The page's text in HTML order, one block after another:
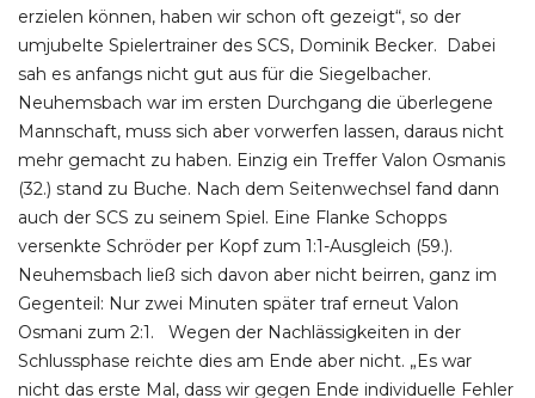
erzielen können, haben wir schon oft gezeigt“, so der
umjubelte Spielertrainer des SCS, Dominik Becker. Dabei
sah es anfangs nicht gut aus für die Siegelbacher.
Neuhemsbach war im ersten Durchgang die überlegene
Mannschaft, muss sich aber vorwerfen lassen, daraus nicht
mehr gemacht zu haben. Einzig ein Treffer Valon Osmanis
(32.) stand zu Buche. Nach dem Seitenwechsel fand dann
auch der SCS zu seinem Spiel. Eine Flanke Schopps
versenkte Schröder per Kopf zum 1:1-Ausgleich (59.).
Neuhemsbach ließ sich davon aber nicht beirren, ganz im
Gegenteil: Nur zwei Minuten später traf erneut Valon
Osmani zum 2:1. Wegen der Nachlässigkeiten in der
Schlussphase reichte dies am Ende aber nicht. „Es war
nicht das erste Mal, dass wir gegen Ende individuelle Fehler